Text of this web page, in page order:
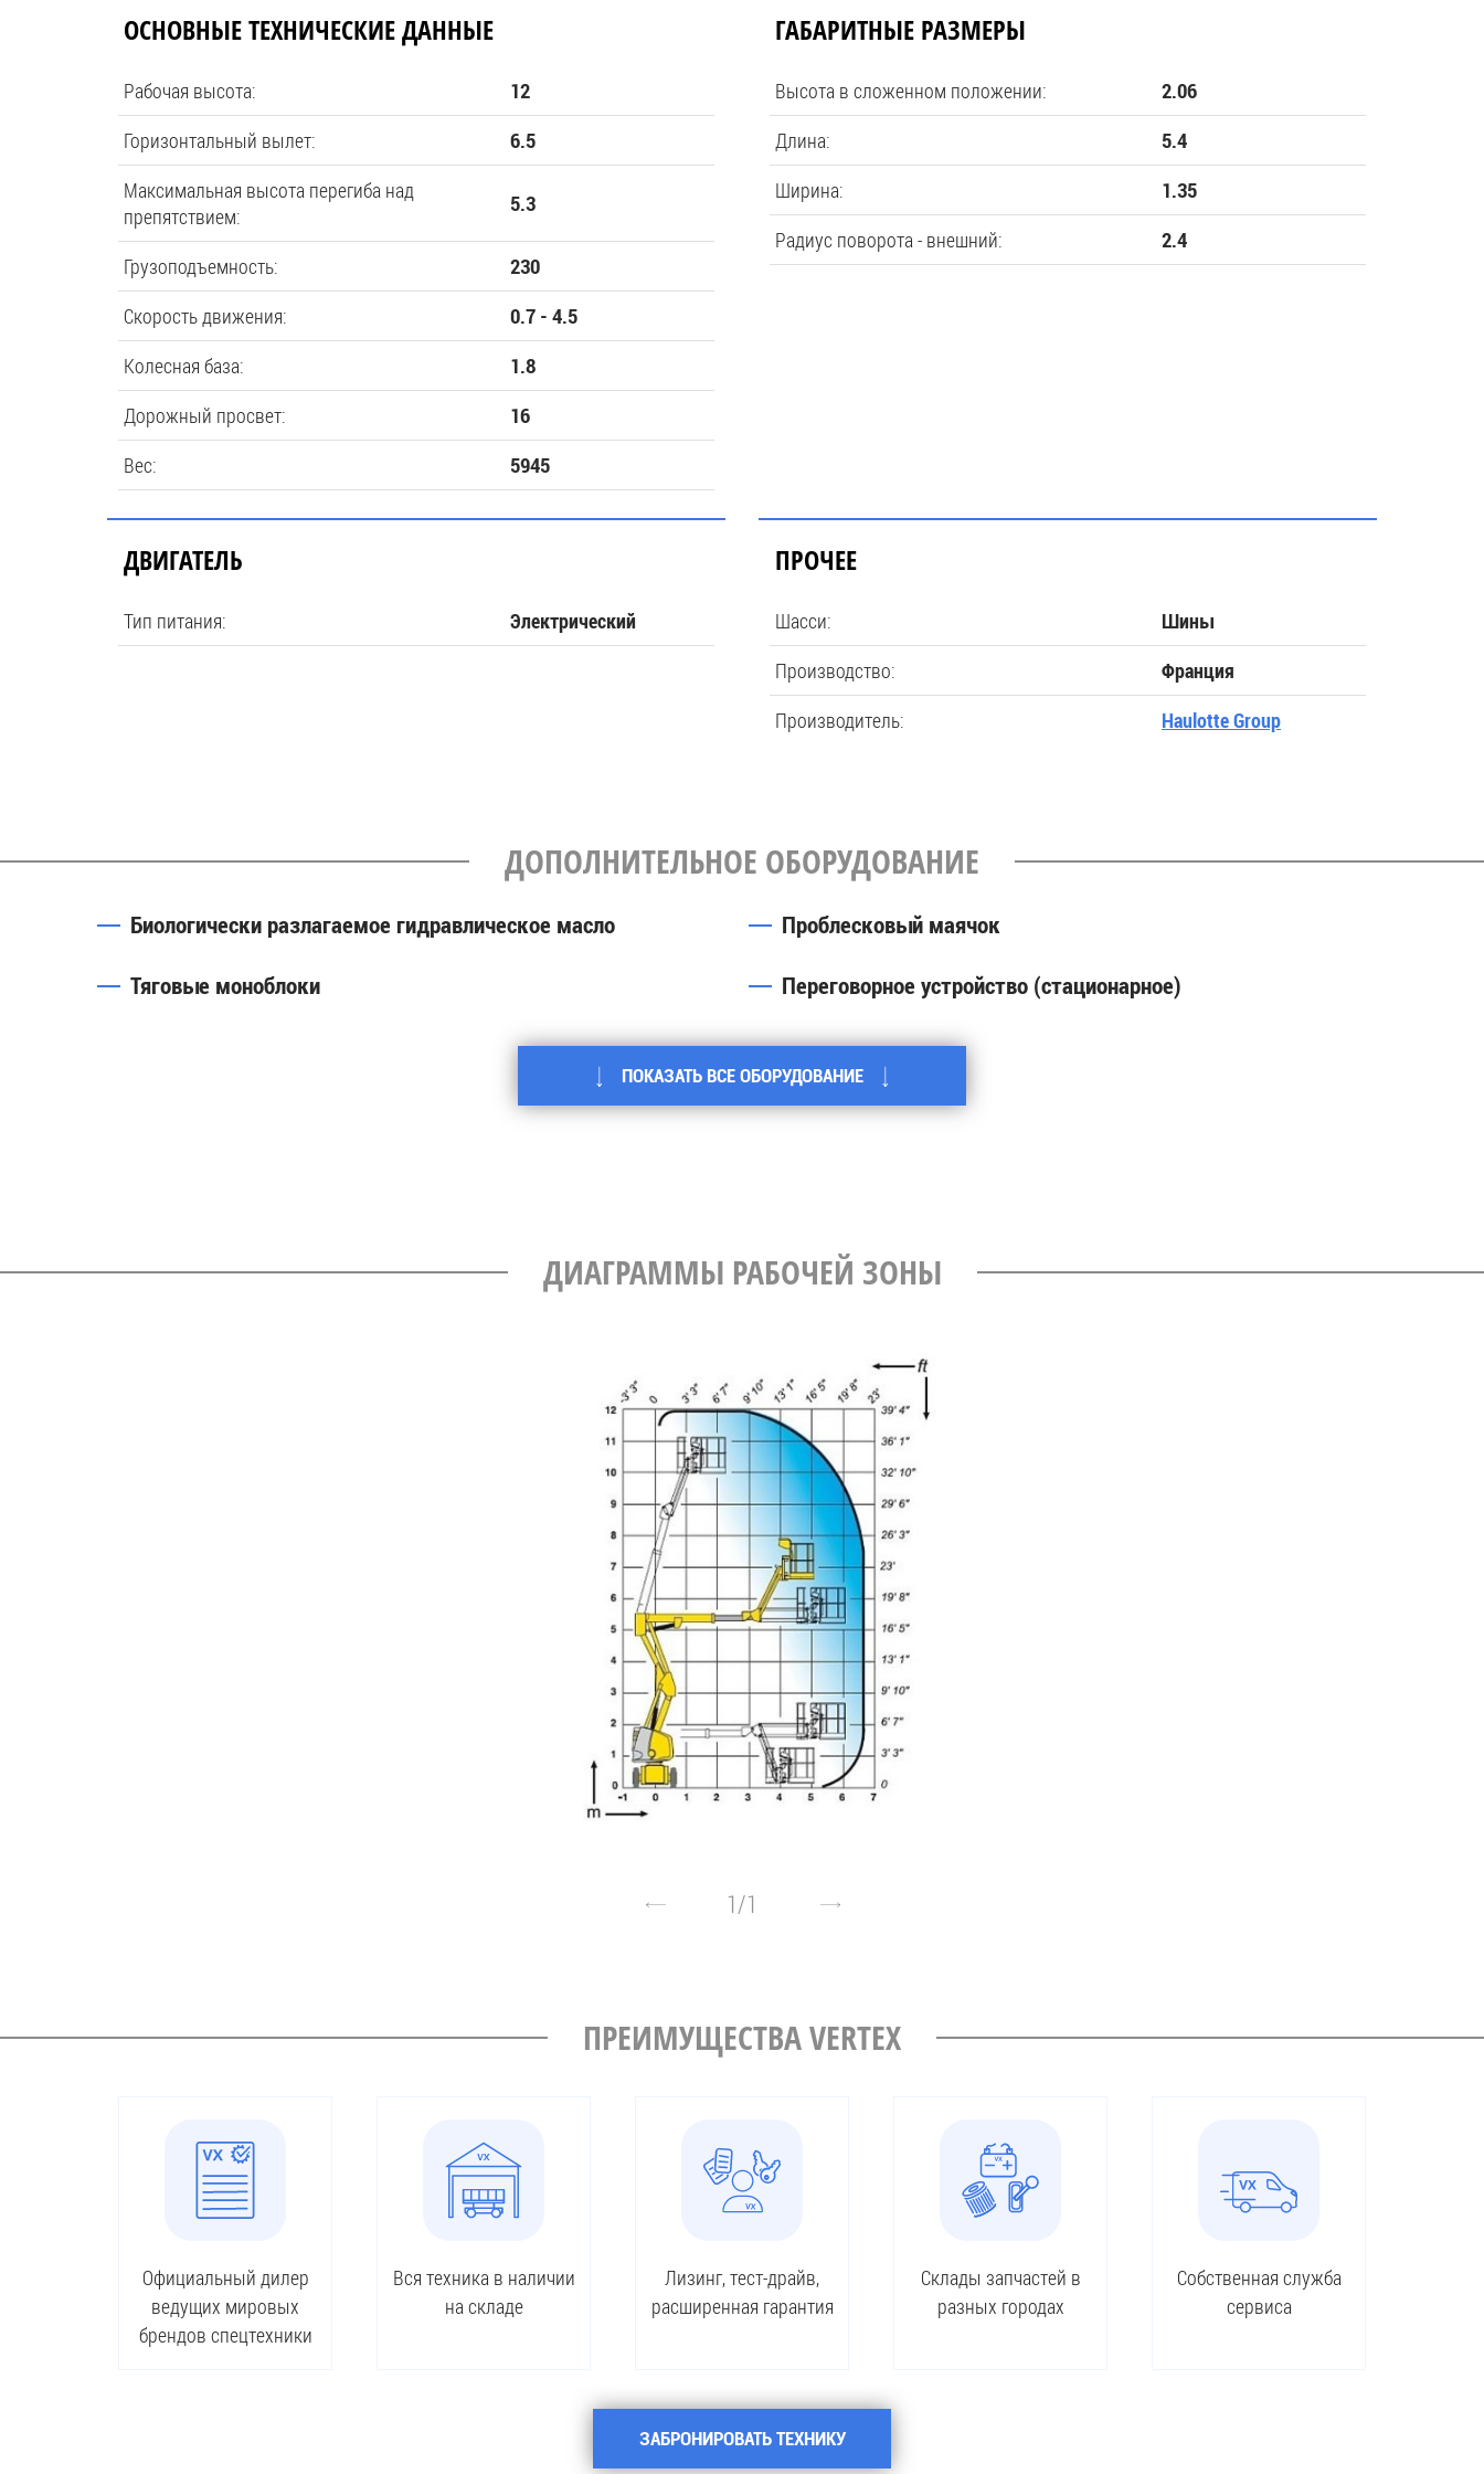
ОСНОВНЫЕ ТЕХНИЧЕСКИЕ ДАННЫЕ
Рабочая высота: 12
Горизонтальный вылет: 6.5
Максимальная высота перегиба над
препятствием:
5.3
Грузоподъемность: 230
Скорость движения: 0.7 - 4.5
Колесная база: 1.8
Дорожный просвет: 16
Вес: 5945
ГАБАРИТНЫЕ РАЗМЕРЫ
Высота в сложенном положении: 2.06
Длина: 5.4
Ширина: 1.35
Радиус поворота - внешний: 2.4
ДВИГАТЕЛЬ
Тип питания: Электрический
ПРОЧЕЕ
Шасси: Шины
Производство: Франция
Производитель: Haulotte Group
ДОПОЛНИТЕЛЬНОЕ ОБОРУДОВАНИЕ
Биологически разлагаемое гидравлическое масло Проблесковый маячок
Тяговые моноблоки Переговорное устройство (стационарное)
ПОКАЗАТЬ ВСЕ ОБОРУДОВАНИЕ
ДИАГРАММЫ РАБОЧЕЙ ЗОНЫ
1/1
ПРЕИМУЩЕСТВА VERTEX
Официальный дилер
ведущих мировых
брендов спецтехники
Вся техника в наличии
на складе
Лизинг, тест-драйв,
расширенная гарантия
Склады запчастей в
разных городах
Собственная служба
сервиса
ЗАБРОНИРОВАТЬ ТЕХНИКУ